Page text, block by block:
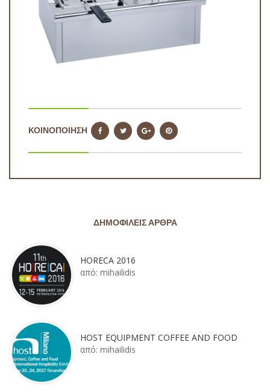
ΚΟΙΝΟΠΟΙΗΣΗ
ΔΗΜΟΦΙΛΕΊΣ ΆΡΘΡΑ
HORECA 2016
από: mihailidis
HOST EQUIPMENT COFFEE AND FOOD
από: mihailidis